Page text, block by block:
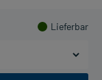
Lieferbar